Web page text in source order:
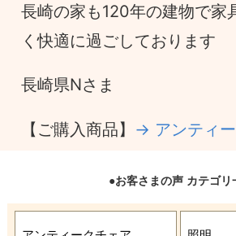
長崎の家も120年の建物で家
く快適に過ごしております
長崎県Nさま
【ご購入商品】 → アンティ
●お客さまの声 カテゴリ